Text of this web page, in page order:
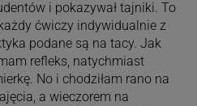
i pokazywał tajniki. To
ćwiczy indywidualnie z
podane są na tacy. Jak
refleks, natychmiast
No i chodziłam rano na
a wieczorem na